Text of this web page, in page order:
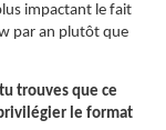
impactant le fait
par an plutôt que
trouves que ce
le format